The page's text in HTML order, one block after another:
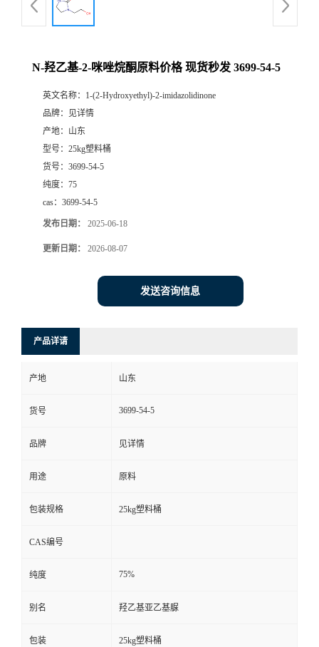
N-羟乙基-2-咪唑烷酮原料价格 现货秒发 3699-54-5
英文名称： 1-(2-Hydroxyethyl)-2-imidazolidinone
品牌：
见详情
产地： 山东
型号： 25kg塑料桶
货号： 3699-54-5
纯度： 75
cas： 3699-54-5
发布日期： 2025-06-18
更新日期： 2026-08-07
发送咨询信息
产品详请
产地 山东
货号 3699-54-5
品牌 见详情
用途 原料
包装规格 25kg塑料桶
CAS编号
纯度 75%
别名 羟乙基亚乙基脲
包装 25kg塑料桶